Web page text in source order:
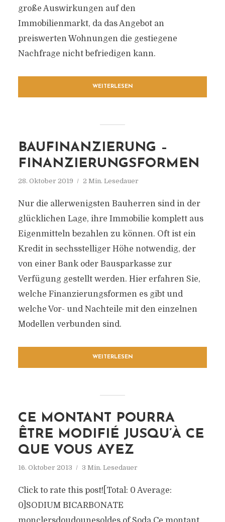
große Auswirkungen auf den
Immobilienmarkt, da das Angebot an
preiswerten Wohnungen die gestiegene
Nachfrage nicht befriedigen kann.
WEITERLESEN
BAUFINANZIERUNG –
FINANZIERUNGSFORMEN
28. Oktober 2019 2 Min. Lesedauer
Nur die allerwenigsten Bauherren sind in der
glücklichen Lage, ihre Immobilie komplett aus
Eigenmitteln bezahlen zu können. Oft ist ein
Kredit in sechsstelliger Höhe notwendig, der
von einer Bank oder Bausparkasse zur
Verfügung gestellt werden. Hier erfahren Sie,
welche Finanzierungsformen es gibt und
welche Vor- und Nachteile mit den einzelnen
Modellen verbunden sind.
WEITERLESEN
CE MONTANT POURRA
ÊTRE MODIFIÉ JUSQU’À CE
QUE VOUS AYEZ
16. Oktober 2013 3 Min. Lesedauer
Click to rate this post![Total: 0 Average:
0]SODIUM BICARBONATE